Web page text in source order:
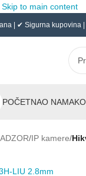
Skip to main content
| ✔ Sigurna kupovina
POČETNAO NAMA
/IP kamere/